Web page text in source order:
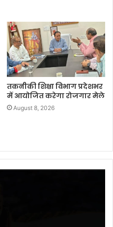
तकनीकी शिक्षा विभाग प्रदेशभर
में आयोजित करेगा रोजगार मेले
August 8, 2026